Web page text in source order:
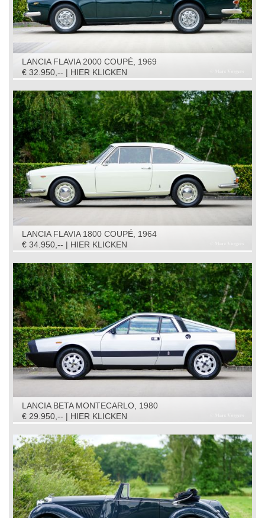
LANCIA FLAVIA 2000 COUPÉ, 1969
€ 32.950,-- | HIER KLICKEN
LANCIA FLAVIA 1800 COUPÉ, 1964
€ 34.950,-- | HIER KLICKEN
LANCIA BETA MONTECARLO, 1980
€ 29.950,-- | HIER KLICKEN